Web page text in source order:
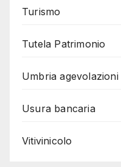
Turismo
Tutela Patrimonio
Umbria agevolazioni
Usura bancaria
Vitivinicolo